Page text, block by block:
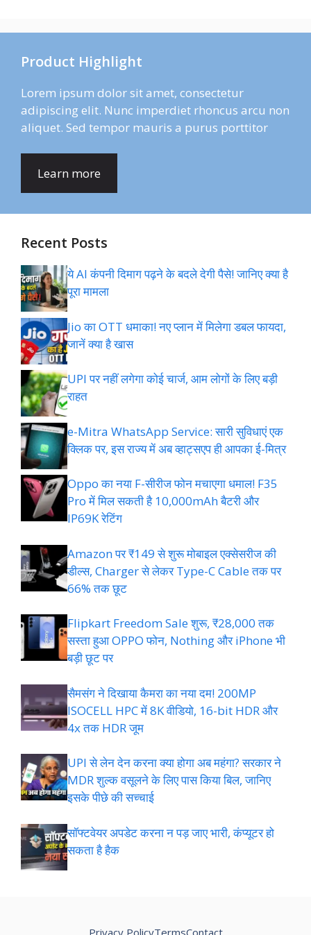
Product Highlight
Lorem ipsum dolor sit amet, consectetur
adipiscing elit. Nunc imperdiet rhoncus arcu non
aliquet. Sed tempor mauris a purus porttitor
Learn more
Recent Posts
ये AI कंपनी दिमाग पढ़ने के बदले देगी पैसे! जानिए क्या है
पूरा मामला
Jio का OTT धमाका! नए प्लान में मिलेगा डबल फायदा,
जानें क्या है खास
UPI पर नहीं लगेगा कोई चार्ज, आम लोगों के लिए बड़ी
राहत
e-Mitra WhatsApp Service: सारी सुविधाएं एक
क्लिक पर, इस राज्य में अब व्हाट्सएप ही आपका ई-मित्र
Oppo का नया F-सीरीज फोन मचाएगा धमाल! F35
Pro में मिल सकती है 10,000mAh बैटरी और
IP69K रेटिंग
Amazon पर ₹149 से शुरू मोबाइल एक्सेसरीज की
डील्स, Charger से लेकर Type-C Cable तक पर
66% तक छूट
Flipkart Freedom Sale शुरू, ₹28,000 तक
सस्ता हुआ OPPO फोन, Nothing और iPhone भी
बड़ी छूट पर
सैमसंग ने दिखाया कैमरा का नया दम! 200MP
ISOCELL HPC में 8K वीडियो, 16-bit HDR और
4x तक HDR जूम
UPI से लेन देन करना क्या होगा अब महंगा? सरकार ने
MDR शुल्क वसूलने के लिए पास किया बिल, जानिए
इसके पीछे की सच्चाई
सॉफ्टवेयर अपडेट करना न पड़ जाए भारी, कंप्यूटर हो
सकता है हैक